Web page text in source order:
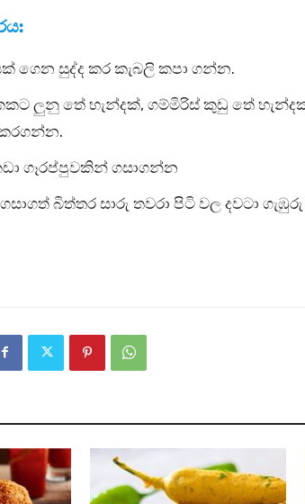
ගෙන සුද්ද කර කැබලි කපා ගන්න.
ලුනු තේ හැන්දක්, ගම්මිරිස් කුඩු තේ
ගෑරප්පුවකින් ගසාගන්න
බිත්තර සාරු තවරා පිටි වල දවටා